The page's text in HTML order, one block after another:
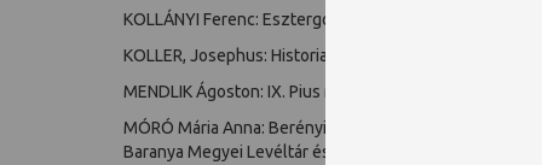
KOLLÁNYI Ferenc: Esztergomi kanonokok 1100-1900.
KOLLER, Josephus: Historia Episcopatus
MENDLIK Ágoston: IX. Pius római pápa és a magyar
MÓRÓ Mária Anna: Berényi Zsigmond - A papnövelde-
Baranya Megyei Levéltár és a Baranyai Archívum